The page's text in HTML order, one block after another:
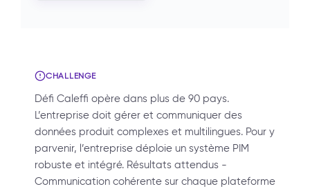
CHALLENGE
Défi Caleffi opère dans plus de 90 pays.
L’entreprise doit gérer et communiquer des
données produit complexes et multilingues. Pour y
parvenir, l’entreprise déploie un système PIM
robuste et intégré. Résultats attendus -
Communication cohérente sur chaque plateforme